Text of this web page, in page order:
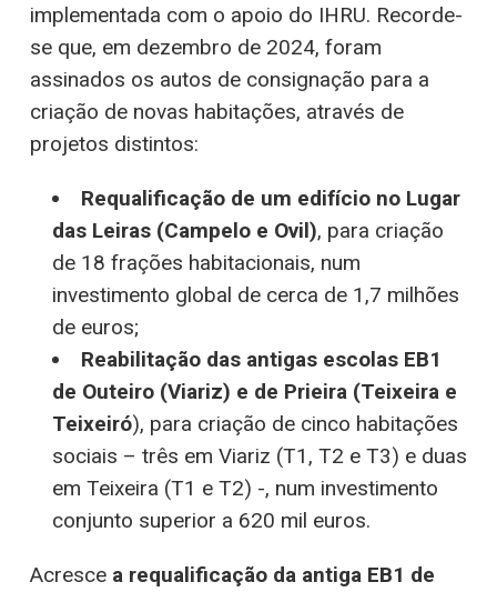
implementada com o apoio do IHRU. Recorde-
se que, em dezembro de 2024, foram
assinados os autos de consignação para a
criação de novas habitações, através de
projetos distintos:
Requalificação de um edifício no Lugar
das Leiras (Campelo e Ovil), para criação
de 18 frações habitacionais, num
investimento global de cerca de 1,7 milhões
de euros;
Reabilitação das antigas escolas EB1
de Outeiro (Viariz) e de Prieira (Teixeira e
Teixeiró), para criação de cinco habitações
sociais – três em Viariz (T1, T2 e T3) e duas
em Teixeira (T1 e T2) -, num investimento
conjunto superior a 620 mil euros.
Acresce a requalificação da antiga EB1 de